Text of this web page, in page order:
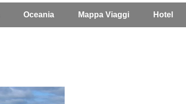
Oceania Mappa Viaggi Hotel